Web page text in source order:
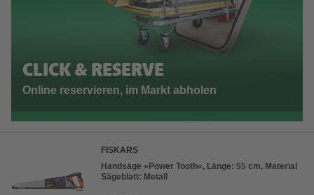
CLICK & RESERVE
Online reservieren, im Markt abholen
FISKARS
Handsäge »Power Tooth«, Länge: 55 cm, Material
Sägeblatt: Metall